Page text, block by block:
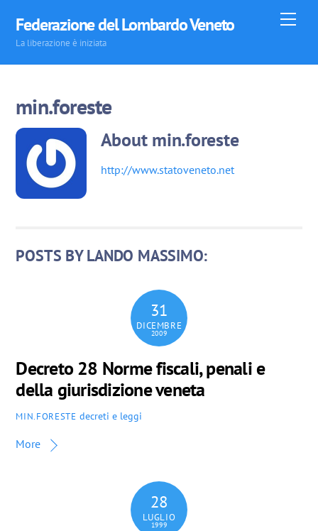
content
Federazione del Lombardo Veneto
La liberazione è iniziata
min.foreste
About min.foreste
http://www.statoveneto.net
POSTS BY LANDO MASSIMO:
31
DICEMBRE
2009
Decreto 28 Norme fiscali, penali e
della giurisdizione veneta
MIN.FORESTE decreti e leggi
More
28
LUGLIO
1999